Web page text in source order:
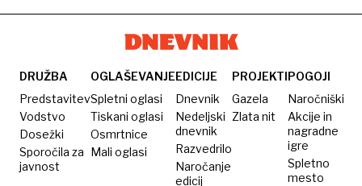
DRUŽBA
Predstavitev
Vodstvo
Dosežki
Sporočila za
javnost
OGLAŠEVANJE
Spletni oglasi
Tiskani oglasi
Osmrtnice
Mali oglasi
EDICIJE
Dnevnik
Nedeljski
dnevnik
Razvedrilo
Naročanje
edicij
PROJEKTI
Gazela
Zlata nit
POGOJI
Naročniški
Akcije in
nagradne
igre
Spletno
mesto